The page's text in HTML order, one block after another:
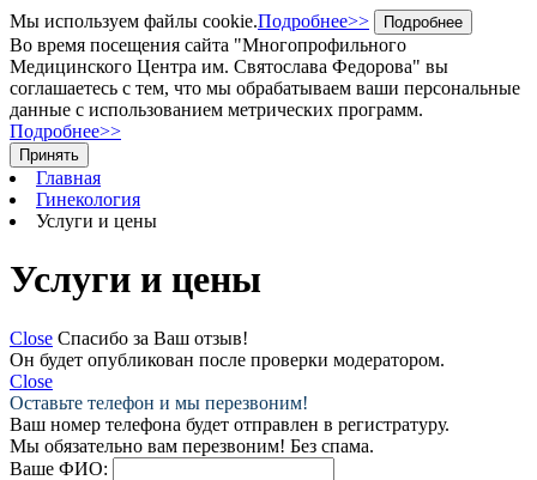
Мы используем файлы cookie.Подробнее>> Подробнее
Во время посещения сайта "Многопрофильного
Медицинского Центра им. Святослава Федорова" вы
соглашаетесь с тем, что мы обрабатываем ваши персональные
данные с использованием метрических программ.
Подробнее>>
Принять
Главная
Гинекология
Услуги и цены
Услуги и цены
Close Спасибо за Ваш отзыв!
Он будет опубликован после проверки модератором.
Close
Оставьте телефон и мы перезвоним!
Ваш номер телефона будет отправлен в регистратуру.
Мы обязательно вам перезвоним! Без спама.
Ваше ФИО: